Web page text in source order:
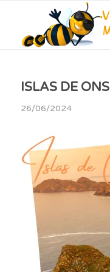
ISLAS DE ONS
26/06/2024